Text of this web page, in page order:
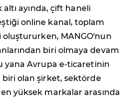
altı ayında, çift haneli
online kanal, toplam
oluştururken, MANGO'nun
biri olmaya devam
yana Avrupa e-ticaretinin
olan şirket, sektörde
yüksek markalar arasında